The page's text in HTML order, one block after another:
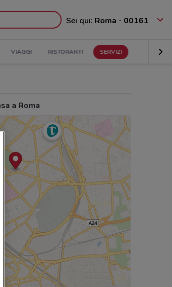
Sei qui: Roma - 00161
VIAGGI RISTORANTI SERVIZI
a Roma